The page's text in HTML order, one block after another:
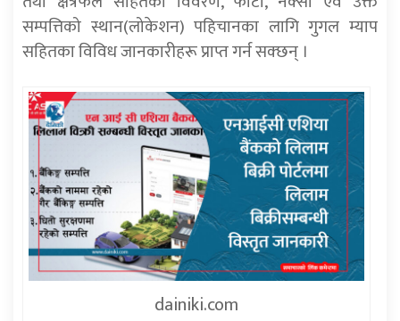
सम्पत्तिको स्थान(लोकेशन) पहिचानका लागि गुगल म्याप
सहितका विविध जानकारीहरू प्राप्त गर्न सक्छन् ।
dainiki.com